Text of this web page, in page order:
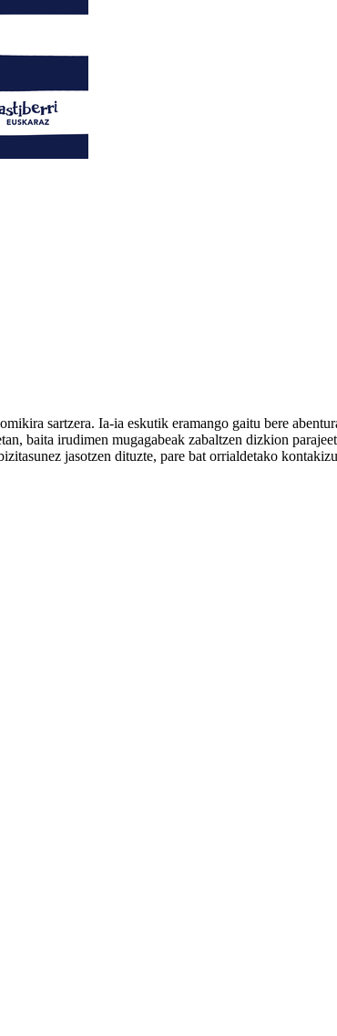
sartzera. Ia-ia eskutik eramango gaitu bere
baita irudimen mugagabeak zabaltzen dizkion
jasotzen dituzte, pare bat orrialdetako